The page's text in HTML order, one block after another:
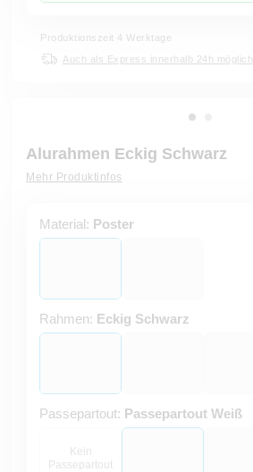
Produktionszeit 4 Werktage
Auch als Express innerhalb 24h möglich
Alurahmen Eckig Schwarz
Mehr Produktinfos
Material: Poster
Rahmen: Eckig Schwarz
Passepartout: Passepartout Weiß
Kein
Passepartout